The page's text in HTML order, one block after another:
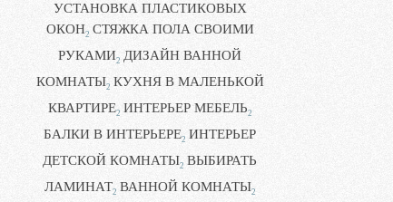
УСТАНОВКА ПЛАСТИКОВЫХ
ОКОН2 СТЯЖКА ПОЛА СВОИМИ
РУКАМИ2 ДИЗАЙН ВАННОЙ
КОМНАТЫ2 КУХНЯ В МАЛЕНЬКОЙ
КВАРТИРЕ2 ИНТЕРЬЕР МЕБЕЛЬ2
БАЛКИ В ИНТЕРЬЕРЕ2 ИНТЕРЬЕР
ДЕТСКОЙ КОМНАТЫ2 ВЫБИРАТЬ
ЛАМИНАТ2 ВАННОЙ КОМНАТЫ2